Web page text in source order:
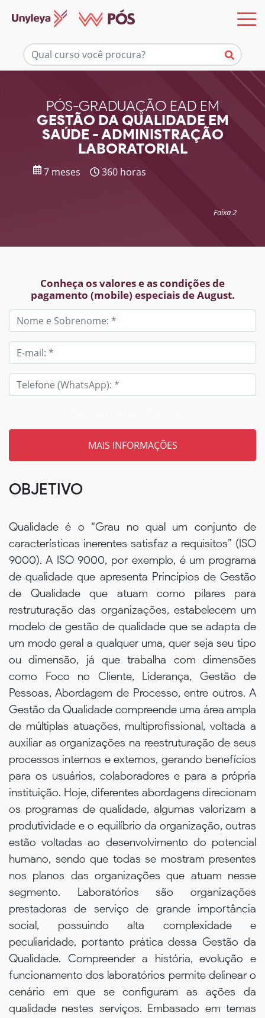
PÓS-GRADUAÇÃO EAD EM
GESTÃO DA QUALIDADE EM
SAÚDE - ADMINISTRAÇÃO
LABORATORIAL
7 meses 360 horas
Faixa 2
Conheça os valores e as condições de
pagamento (mobile) especiais de August.
Mais informações
OBJETIVO
Qualidade é o “Grau no qual um conjunto de
características inerentes satisfaz a requisitos” (ISO
9000). A ISO 9000, por exemplo, é um programa
de qualidade que apresenta Princípios de Gestão
de Qualidade que atuam como pilares para
restruturação das organizações, estabelecem um
modelo de gestão de qualidade que se adapta de
um modo geral a qualquer uma, quer seja seu tipo
ou dimensão, já que trabalha com dimensões
como Foco no Cliente, Liderança, Gestão de
Pessoas, Abordagem de Processo, entre outros. A
Gestão da Qualidade compreende uma área ampla
de múltiplas atuações, multiprofissional, voltada a
auxiliar as organizações na reestruturação de seus
processos internos e externos, gerando benefícios
para os usuários, colaboradores e para a própria
instituição. Hoje, diferentes abordagens direcionam
os programas de qualidade, algumas valorizam a
produtividade e o equilíbrio da organização, outras
estão voltadas ao desenvolvimento do potencial
humano, sendo que todas se mostram presentes
nos planos das organizações que atuam nesse
segmento. Laboratórios são organizações
prestadoras de serviço de grande importância
social, possuindo alta complexidade e
peculiaridade, portanto prática dessa Gestão da
Qualidade. Compreender a história, evolução e
funcionamento dos laboratórios permite delinear o
cenário em que se configuram as ações da
qualidade nestes serviços. Embasado em temas